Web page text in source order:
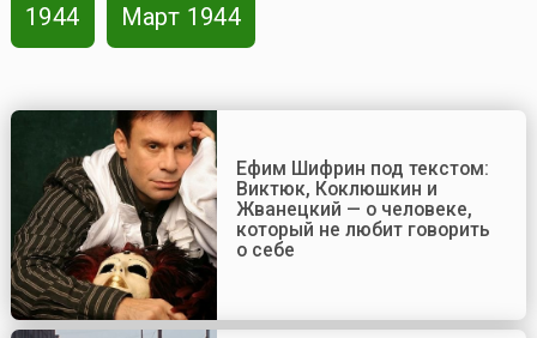
1944 Март 1944
Ефим Шифрин под текстом:
Виктюк, Коклюшкин и
Жванецкий — о человеке,
который не любит говорить
о себе